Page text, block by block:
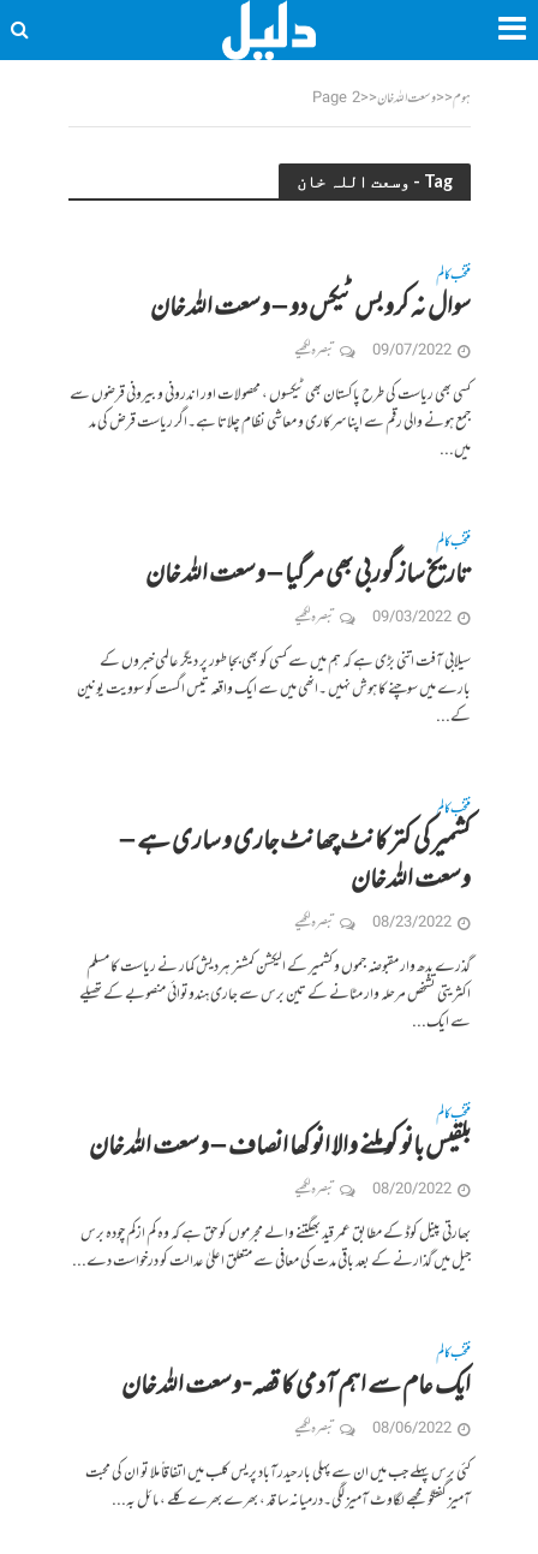
ہوم<<وسعت اللہ خان<<
Page 2
Tag - وسعت اللہ خان
منتخب کالم
سوال نہ کرو بس ٹیکس دو – وسعت اللہ خان
09/07/2022 تبصرہ لکھیے
کسی بھی ریاست کی طرح پاکستان بھی ٹیکسوں ، محصولات اور اندرونی و بیرونی قرضوں سے
جمع ہونے والی رقم سے اپنا سرکاری و معاشی نظام چلاتا ہے۔اگر ریاست قرض کی مد
میں...
منتخب کالم
تاریخ ساز گوربی بھی مر گیا – وسعت اللہ خان
09/03/2022 تبصرہ لکھیے
سیلابی آفت اتنی بڑی ہے کہ ہم میں سے کسی کو بھی بجا طور پر دیگر عالمی خبروں کے
بارے میں سوچنے کا ہوش نہیں ۔انھی میں سے ایک واقعہ تیس اگست کو سوویت یونین
کے...
منتخب کالم
کشمیر کی کتر کانٹ چھانٹ جاری و ساری ہے –
وسعت اللہ خان
08/23/2022 تبصرہ لکھیے
گذرے بدھ وار مقبوضہ جموں و کشمیر کے الیکشن کمشنر ہردیش کمار نے ریاست کا مسلم
اکثریتی تشخص مرحلہ وار مٹانے کے تین برس سے جاری ہندوتوائی منصوبے کے تھیلے
سے ایک...
منتخب کالم
بلقیس بانو کو ملنے والا انوکھا انصاف – وسعت اللہ خان
08/20/2022 تبصرہ لکھیے
بھارتی پینل کوڈ کے مطابق عمر قید بھگتنے والے مجرموں کو حق ہے کہ وہ کم ازکم چودہ برس
جیل میں گذارنے کے بعد باقی مدت کی معافی سے متعلق اعلیٰ عدالت کو درخواست دے...
منتخب کالم
ایک عام سے اہم آدمی کا قصہ- وسعت اللہ خان
08/06/2022 تبصرہ لکھیے
کئی برس پہلے جب میں ان سے پہلی بار حیدرآباد پریس کلب میں اتفاقاً ملا تو ان کی محبت
آمیز گفتگو مجھے لگاوٹ آمیز لگی۔درمیانہ سا قد ، بھرے بھرے کلے ، مائل بہ...